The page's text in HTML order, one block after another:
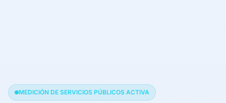
MEDICIÓN DE SERVICIOS PÚBLICOS ACTIVA